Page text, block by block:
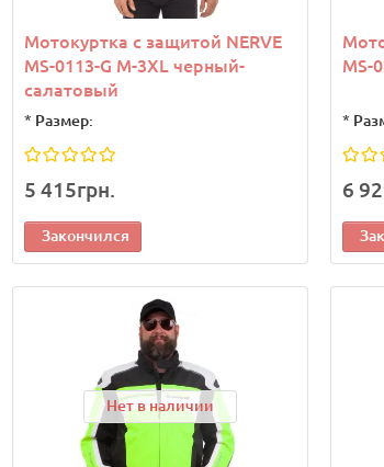
Козырек теннисный женский
Joma 400635-002 Бирюзовый
для
Мотокуртка с защитой NERVE
MS-0113-G M-3XL черный-
салатовый
* Размер:
5 415грн.
Закончился
MS-
*
6
Нет в наличии